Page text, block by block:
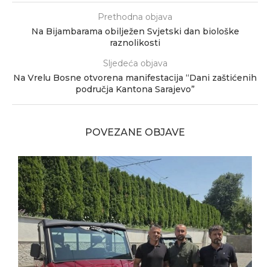
Prethodna objava
Na Bijambarama obilježen Svjetski dan biološke
raznolikosti
Sljedeća objava
Na Vrelu Bosne otvorena manifestacija “Dani zaštićenih
područja Kantona Sarajevo”
POVEZANE OBJAVE